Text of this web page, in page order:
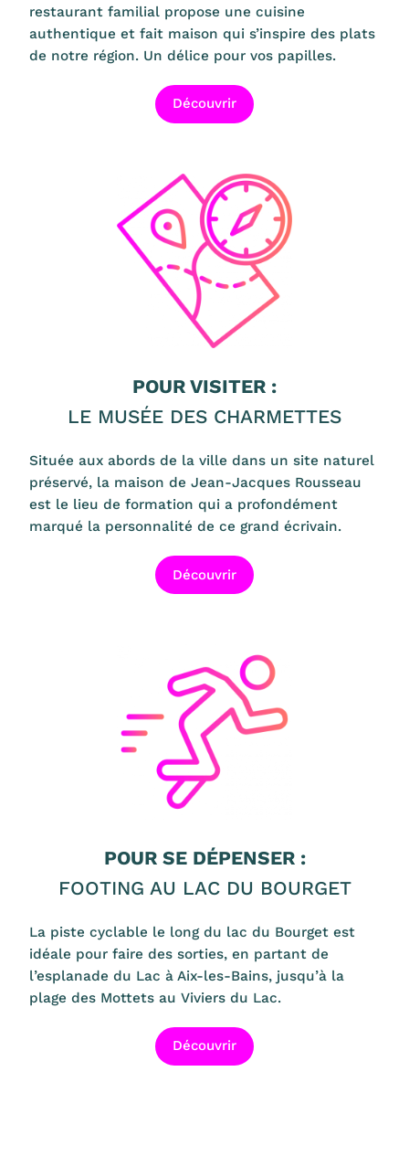
restaurant familial propose une cuisine
authentique et fait maison qui s’inspire des plats
de notre région. Un délice pour vos papilles.
Découvrir
POUR VISITER :
LE MUSÉE DES CHARMETTES
Située aux abords de la ville dans un site naturel
préservé, la maison de Jean-Jacques Rousseau
est le lieu de formation qui a profondément
marqué la personnalité de ce grand écrivain.
Découvrir
POUR SE DÉPENSER :
FOOTING AU LAC DU BOURGET
La piste cyclable le long du lac du Bourget est
idéale pour faire des sorties, en partant de
l’esplanade du Lac à Aix-les-Bains, jusqu’à la
plage des Mottets au Viviers du Lac.
Découvrir